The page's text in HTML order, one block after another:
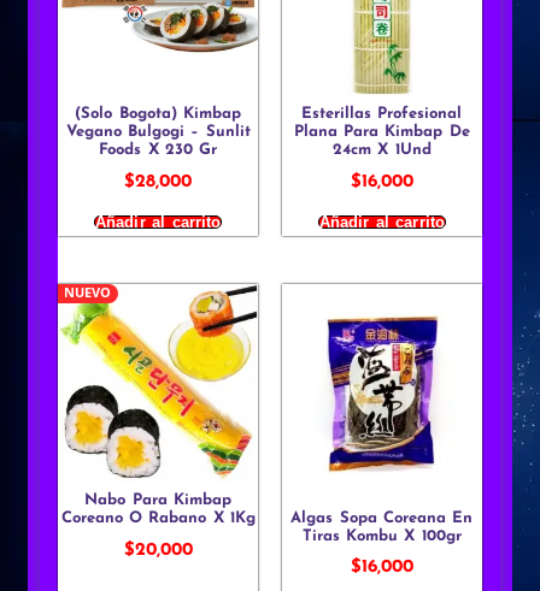
(Solo Bogota) Kimbap
Vegano Bulgogi – Sunlit
Foods X 230 Gr
$28,000
Añadir al carrito
Esterillas Profesional
Plana Para Kimbap De
24cm X 1Und
$16,000
Añadir al carrito
NUEVO
Nabo Para Kimbap
Coreano O Rabano X 1Kg
$20,000
Algas Sopa Coreana En
Tiras Kombu X 100gr
$16,000